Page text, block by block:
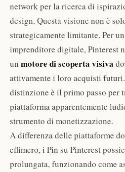
network per la ricerca di
design. Questa visione non è
strategicamente limitante. Per
imprenditore digitale, Pinterest
un motore di scoperta visiva
attivamente i loro acquisti
distinzione è il primo passo per
piattaforma apparentemente
strumento di monetizzazione.
A differenza delle piattaforme
effimero, i Pin su Pinterest
prolungata, funzionando come